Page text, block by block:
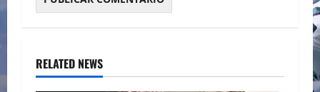
RELATED NEWS